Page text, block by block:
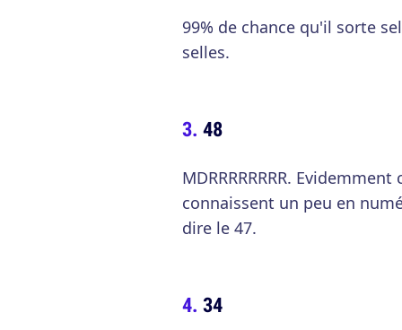
99% de chance qu'il sorte
selles.
48
MDRRRRRRRR.
connaissent un peu en
dire le 47.
34